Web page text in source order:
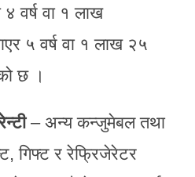
वर्ष वा १ लाख
५ वर्ष वा १ लाख २५
छ ।
– अन्य कन्जुमेबल तथा
गिफ्ट र रेफ्रिजेरेटर